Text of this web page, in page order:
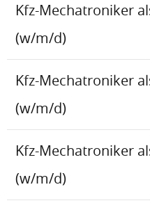
Kfz-Mechatroniker
(w/m/d)
Kfz-Mechatroniker
(w/m/d)
Kfz-Mechatroniker
(w/m/d)